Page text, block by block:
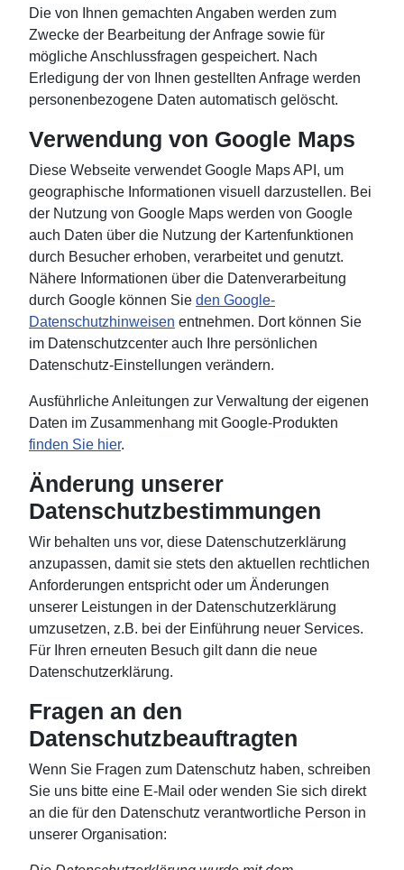
Die von Ihnen gemachten Angaben werden zum
Zwecke der Bearbeitung der Anfrage sowie für
mögliche Anschlussfragen gespeichert. Nach
Erledigung der von Ihnen gestellten Anfrage werden
personenbezogene Daten automatisch gelöscht.
Verwendung von Google Maps
Diese Webseite verwendet Google Maps API, um
geographische Informationen visuell darzustellen. Bei
der Nutzung von Google Maps werden von Google
auch Daten über die Nutzung der Kartenfunktionen
durch Besucher erhoben, verarbeitet und genutzt.
Nähere Informationen über die Datenverarbeitung
durch Google können Sie den Google-
Datenschutzhinweisen entnehmen. Dort können Sie
im Datenschutzcenter auch Ihre persönlichen
Datenschutz-Einstellungen verändern.
Ausführliche Anleitungen zur Verwaltung der eigenen
Daten im Zusammenhang mit Google-Produkten
finden Sie hier.
Änderung unserer
Datenschutzbestimmungen
Wir behalten uns vor, diese Datenschutzerklärung
anzupassen, damit sie stets den aktuellen rechtlichen
Anforderungen entspricht oder um Änderungen
unserer Leistungen in der Datenschutzerklärung
umzusetzen, z.B. bei der Einführung neuer Services.
Für Ihren erneuten Besuch gilt dann die neue
Datenschutzerklärung.
Fragen an den
Datenschutzbeauftragten
Wenn Sie Fragen zum Datenschutz haben, schreiben
Sie uns bitte eine E-Mail oder wenden Sie sich direkt
an die für den Datenschutz verantwortliche Person in
unserer Organisation: